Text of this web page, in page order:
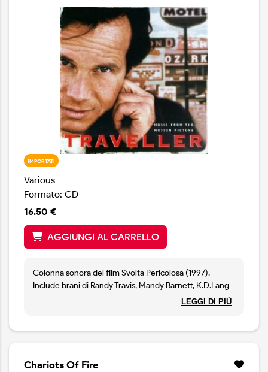
IMPORTATI
Various
Formato: CD
16.50 €
AGGIUNGI AL CARRELLO
Colonna sonora del film Svolta Pericolosa (1997).
Include brani di Randy Travis, Mandy Barnett, K.D.Lang
LEGGI DI PIÙ
Chariots Of Fire